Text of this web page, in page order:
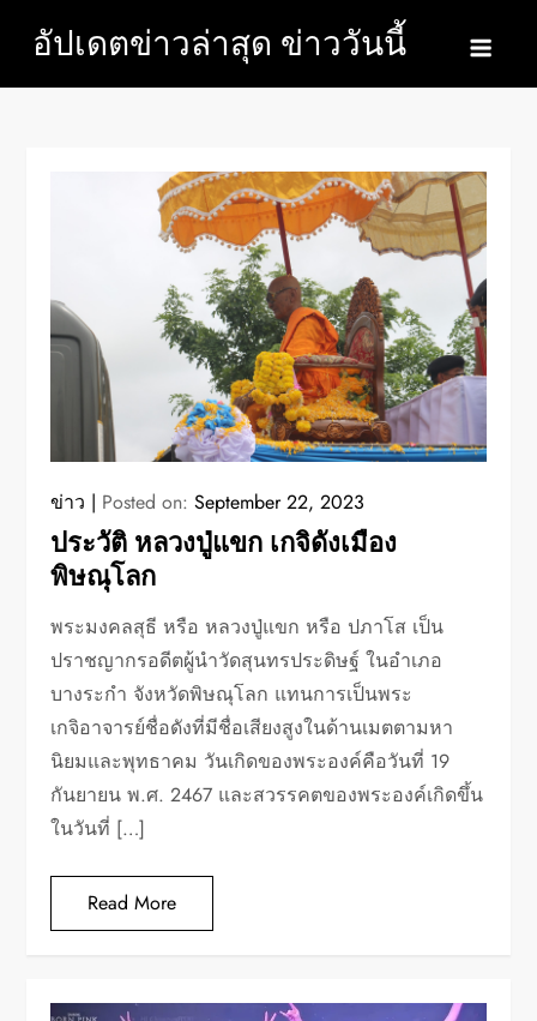
content
อัปเดตข่าวล่าสุด ข่าววันนี้
ข่าว Posted on:September 22, 2023
ประวัติ หลวงปู่แขก เกจิดังเมือง
พิษณุโลก
พระมงคลสุธี หรือ หลวงปู่แขก หรือ ปภาโส เป็น
ปราชญากรอดีตผู้นำวัดสุนทรประดิษฐ์ ในอำเภอ
บางระกำ จังหวัดพิษณุโลก แทนการเป็นพระ
เกจิอาจารย์ชื่อดังที่มีชื่อเสียงสูงในด้านเมตตามหา
นิยมและพุทธาคม วันเกิดของพระองค์คือวันที่ 19
กันยายน พ.ศ. 2467 และสวรรคตของพระองค์เกิดขึ้น
ในวันที่ […]
Read More